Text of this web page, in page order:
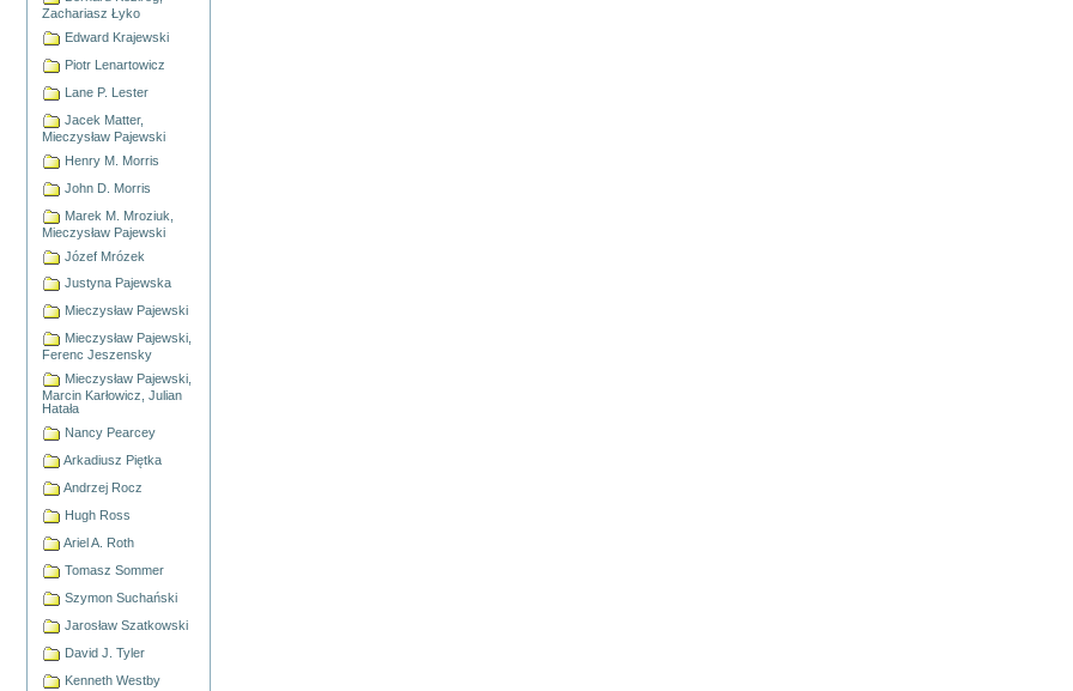
Zachariasz Łyko
Edward Krajewski
Piotr Lenartowicz
Lane P. Lester
Jacek Matter,
Mieczysław Pajewski
Henry M. Morris
John D. Morris
Marek M. Mroziuk,
Mieczysław Pajewski
Józef Mrózek
Justyna Pajewska
Mieczysław Pajewski
Mieczysław Pajewski,
Ferenc Jeszensky
Mieczysław Pajewski,
Marcin Karłowicz, Julian
Hatała
Nancy Pearcey
Arkadiusz Piętka
Andrzej Rocz
Hugh Ross
Ariel A. Roth
Tomasz Sommer
Szymon Suchański
Jarosław Szatkowski
David J. Tyler
Kenneth Westby